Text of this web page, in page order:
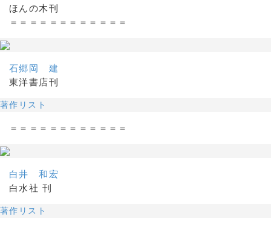
ほんの木刊
＝＝＝＝＝＝＝＝＝＝＝＝
石郷岡 建
東洋書店刊
著作リスト
＝＝＝＝＝＝＝＝＝＝＝＝
白井 和宏
白水社 刊
著作リスト